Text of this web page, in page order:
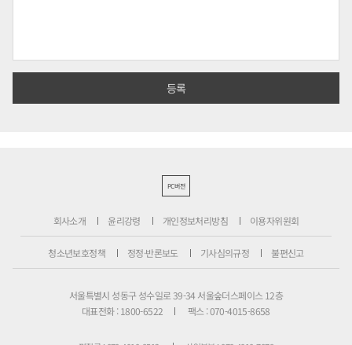
PC버전
회사소개 윤리강령 개인정보처리방침 이용자위원회
청소년보호정책 정정·반론보도 기사심의규정 불편신고
서울특별시 성동구 성수일로 39-34 서울숲더스페이스 12층
대표전화 : 1800-6522
팩스 : 070-4015-8658